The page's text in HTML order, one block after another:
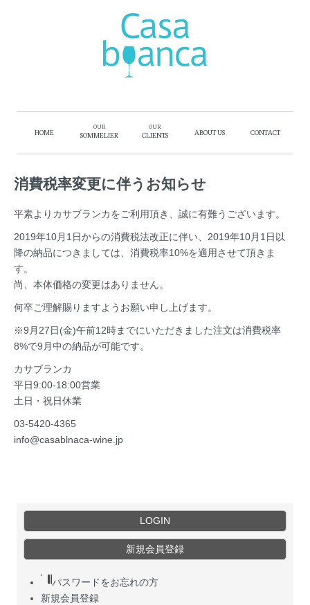
HOME
OUR
SOMMELIER
OUR
CLIENTS ABOUT US CONTACT
消費税率変更に伴うお知らせ
平素よりカサブランカをご利用頂き、誠に有難うございます。
2019年10月1日からの消費税法改正に伴い、2019年10月1日以
降の納品につきましては、消費税率10%を適用させて頂きま
す。
尚、本体価格の変更はありません。
何卒ご理解賜りますようお願い申し上げます。
※9月27日(金)午前12時までにいただきました注文は消費税率
8%で9月中の納品が可能です。
カサブランカ
平日9:00-18:00営業
土日・祝日休業
03-5420-4365
info@casablnaca-wine.jp
LOGIN
新規会員登録
パスワードをお忘れの方
新規会員登録